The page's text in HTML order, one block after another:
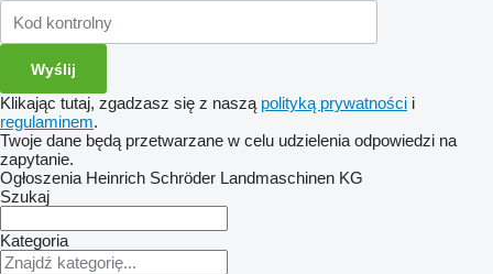
Klikając tutaj, zgadzasz się z naszą polityką prywatności i
regulaminem.
Twoje dane będą przetwarzane w celu udzielenia odpowiedzi na
zapytanie.
Ogłoszenia Heinrich Schröder Landmaschinen KG
Szukaj
Kategoria